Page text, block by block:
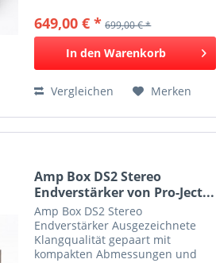
Endstufe ist ein Class D Modul,
welches höchst effizient und
energiesparend...
649,00 € * 699,00 € *
In den Warenkorb
Vergleichen Merken
Amp Box DS2 Stereo
Endverstärker von Pro-Ject...
Amp Box DS2 Stereo
Endverstärker Ausgezeichnete
Klangqualität gepaart mit
kompakten Abmessungen und